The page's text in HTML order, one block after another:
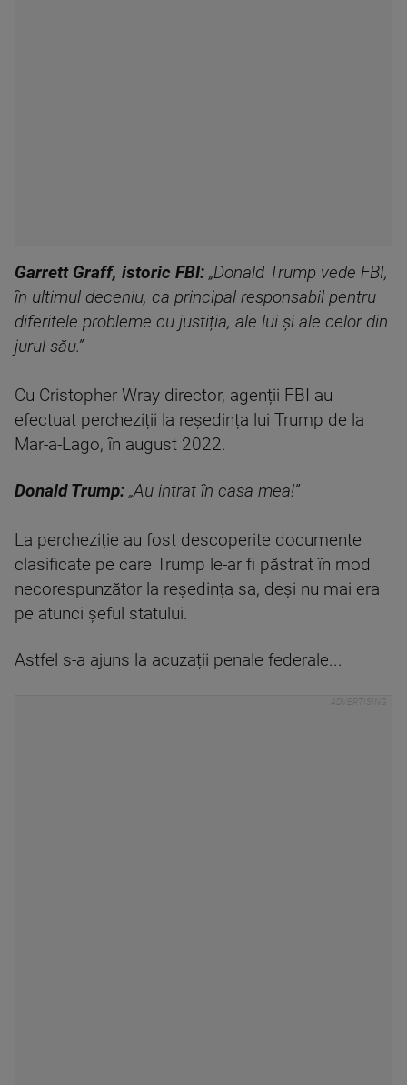
Garrett Graff, istoric FBI: „Donald Trump vede FBI,
în ultimul deceniu, ca principal responsabil pentru
diferitele probleme cu justiția, ale lui și ale celor din
jurul său.”
Cu Cristopher Wray director, agenții FBI au
efectuat percheziții la reședința lui Trump de la
Mar-a-Lago, în august 2022.
Donald Trump: „Au intrat în casa mea!”
La percheziție au fost descoperite documente
clasificate pe care Trump le-ar fi păstrat în mod
necorespunzător la reședința sa, deși nu mai era
pe atunci șeful statului.
Astfel s-a ajuns la acuzații penale federale...